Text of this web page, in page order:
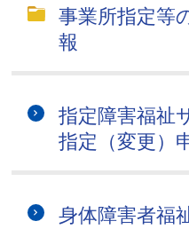
事業所指定等
報
指定障害福祉
指定（変更）
身体障害者福